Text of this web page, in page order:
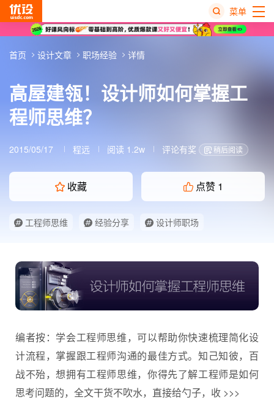
菜单
高屋建瓴！设计师如何掌握工
程师思维？
2015/05/17 程远 阅读 1.2w 评论有奖 稍后阅读
收藏 点赞 1
工程师思维 经验分享 设计师职场
首页 设计文章 职场经验 详情
编者按：学会工程师思维，可以帮助你快速梳理简化设
计流程，掌握跟工程师沟通的最佳方式。知己知彼，百
战不殆，想拥有工程师思维，你得先了解工程师是如何
思考问题的，全文干货不吹水，直接给勺子，收 >>>